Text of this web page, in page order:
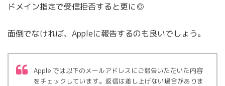
ドメイン指定で受信拒否すると更に◎
面倒でなければ、Appleに報告するのも良いでしょう。
Apple では以下のメールアドレスにご報告いただいた内容
をチェックしています。返信は差し上げない場合がありま